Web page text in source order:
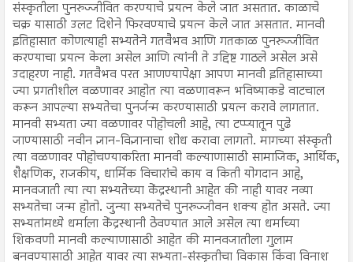
संस्कृतीला पुनरुज्जीवित करण्याचे प्रयत्न केले जात असतात. काळाचे
चक्र यासाठी उलट दिशेने फिरवण्याचे प्रयत्न केले जात असतात. मानवी
इतिहासात कोणत्याही सभ्यतेने गतवैभव आणि गतकाळ पुनरुज्जीवित
करण्याचा प्रयत्न केला असेल आणि त्यांनी ते उद्दिष्ट गाठले असेल असे
उदाहरण नाही. गतवैभव परत आणण्यापेक्षा आपण मानवी इतिहासाच्या
ज्या प्रगतीशील वळणावर आहोत त्या वळणावरून भविष्याकडे वाटचाल
करून आपल्या सभ्यतेचा पुनर्जन्म करण्यासाठी प्रयत्न करावे लागतात.
मानवी सभ्यता ज्या वळणावर पोहोचली आहे, त्या टप्प्यातून पुढे
जाण्यासाठी नवीन ज्ञान-विज्ञानाचा शोध करावा लागतो. मागच्या संस्कृती
त्या वळणावर पोहोचण्याकरिता मानवी कल्याणासाठी सामाजिक, आर्थिक,
शैक्षणिक, राजकीय, धार्मिक विचारांचे काय व किती योगदान आहे,
मानवजाती त्या त्या सभ्यतेच्या केंद्रस्थानी आहेत की नाही यावर नव्या
सभ्यतेचा जन्म होतो. जुन्या सभ्यतेचे पुनरुज्जीवन शक्य होत असते. ज्या
सभ्यतांमध्ये धर्माला केंद्रस्थानी ठेवण्यात आले असेल त्या धर्माच्या
शिकवणी मानवी कल्याणासाठी आहेत की मानवजातीला गुलाम
बनवण्यासाठी आहेत यावर त्या सभ्यता-संस्कृतीचा विकास किंवा विनाश